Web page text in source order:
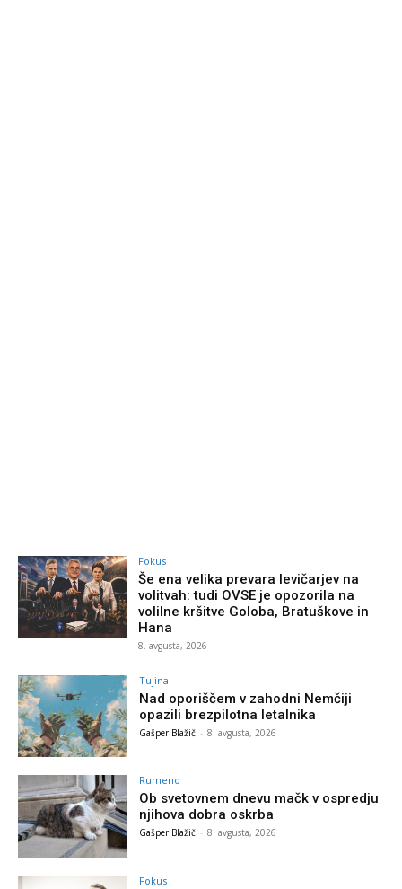
Fokus
Še ena velika prevara levičarjev na
volitvah: tudi OVSE je opozorila na
volilne kršitve Goloba, Bratuškove in
Hana
8. avgusta, 2026
Tujina
Nad oporiščem v zahodni Nemčiji
opazili brezpilotna letalnika
Gašper Blažič - 8. avgusta, 2026
Rumeno
Ob svetovnem dnevu mačk v ospredju
njihova dobra oskrba
Gašper Blažič - 8. avgusta, 2026
Fokus